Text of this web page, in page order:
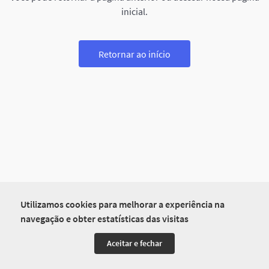
Utilizamos cookies para melhorar a experiência na
navegação e obter estatísticas das visitas
Aceitar e fechar
inicial.
Retornar ao início